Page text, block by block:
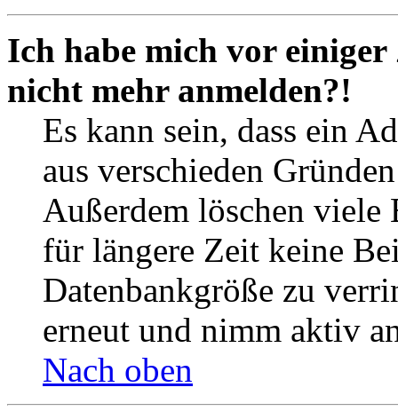
Ich habe mich vor
nicht mehr anmelden?!
Es kann sein, dass ein
aus verschieden
Außerdem löschen viele
für längere Zeit keine
Datenbankgröße zu
erneut und nimm aktiv
Nach oben